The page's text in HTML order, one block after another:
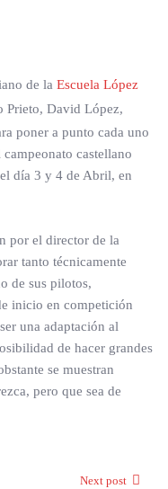
de la Escuela López
Prieto, David López,
poner a punto cada uno
castellano
día 3 y 4 de Abril, en
por el director de la
tanto técnicamente
de sus pilotos,
inicio en competición
una adaptación al
de hacer grandes
se muestran
pero que sea de
Next post